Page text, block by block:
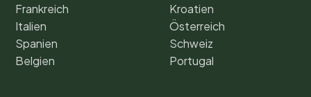
Frankreich
Italien
Spanien
Belgien
Kroatien
Österreich
Schweiz
Portugal